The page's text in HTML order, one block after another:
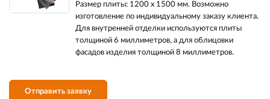
Размер плиты: 1200 х 1500 мм. Возможно
изготовление по индивидуальному заказу клиента.
Для внутренней отделки используются плиты
толщиной 6 миллиметров, а для облицовки
фасадов изделия толщиной 8 миллиметров.
Отправить заявку